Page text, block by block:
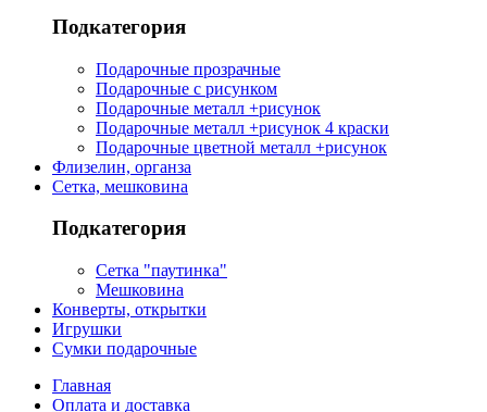
Подкатегория
Подарочные прозрачные
Подарочные с рисунком
Подарочные металл +рисунок
Подарочные металл +рисунок 4 краски
Подарочные цветной металл +рисунок
Флизелин, органза
Сетка, мешковина
Подкатегория
Сетка "паутинка"
Мешковина
Конверты, открытки
Игрушки
Сумки подарочные
Главная
Оплата и доставка